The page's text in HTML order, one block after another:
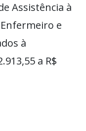
Assistência à
e
à
a R$